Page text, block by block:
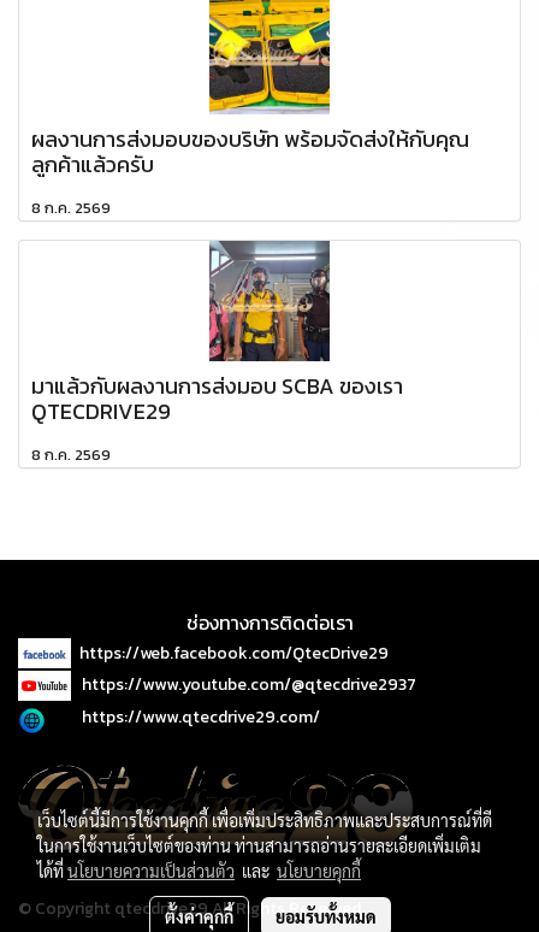
ผลงานการส่งมอบของบริษัท พร้อมจัดส่งให้กับคุณ
ลูกค้าแล้วครับ
8 ก.ค. 2569
มาแล้วกับผลงานการส่งมอบ SCBA ของเรา
QTECDRIVE29
8 ก.ค. 2569
ช่องทางการติดต่อเรา
https://web.facebook.com/QtecDrive29
https://www.youtube.com/@qtecdrive2937
https://www.qtecdrive29.com/
© Copyright qtecdrive29 All Rights Reserved.
เว็บไซต์นี้มีการใช้งานคุกกี้ เพื่อเพิ่มประสิทธิภาพและประสบการณ์ที่ดี
ในการใช้งานเว็บไซต์ของท่าน ท่านสามารถอ่านรายละเอียดเพิ่มเติม
ได้ที่นโยบายความเป็นส่วนตัว และ นโยบายคุกกี้
ตั้งค่าคุกกี้ ยอมรับทั้งหมด